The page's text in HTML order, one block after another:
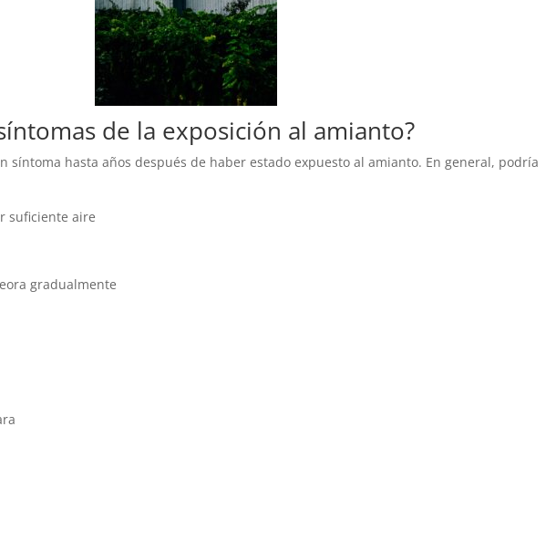
de la exposición al amianto?
síntoma hasta años después de haber estado expuesto al amianto. En general, podría
suficiente aire
gradualmente